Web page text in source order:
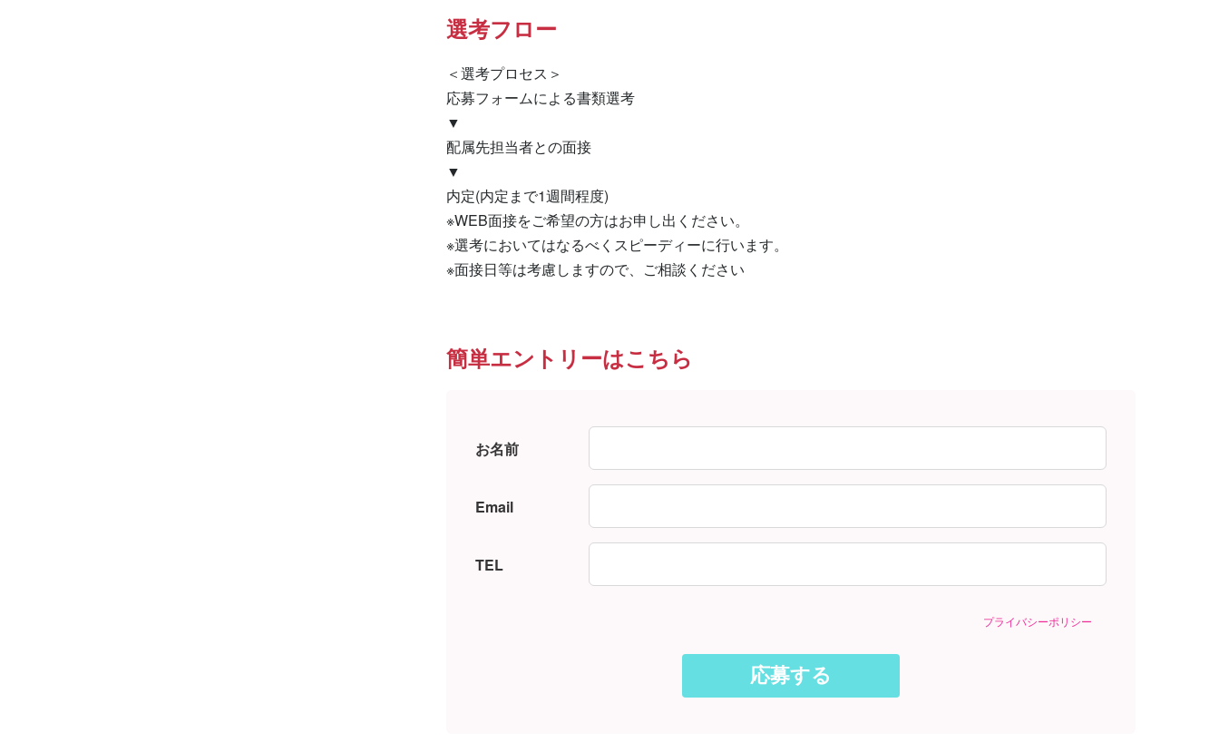
選考フロー
＜選考プロセス＞
応募フォームによる書類選考
▼
配属先担当者との面接
▼
内定(内定まで1週間程度)
※WEB面接をご希望の方はお申し出ください。
※選考においてはなるべくスピーディーに行います。
※面接日等は考慮しますので、ご相談ください
簡単エントリーはこちら
お名前
Email
TEL
プライバシーポリシー